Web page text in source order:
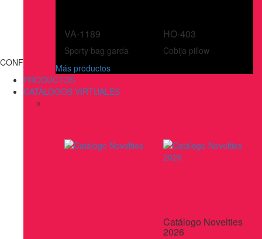
VA-1189
Sporty bag garda
HO-403
Cobija pillow
Más productos
PRODUCTOS
CATÁLOGOS VIRTUALES
Catálogo Novelties
2026
CONFECCIONES